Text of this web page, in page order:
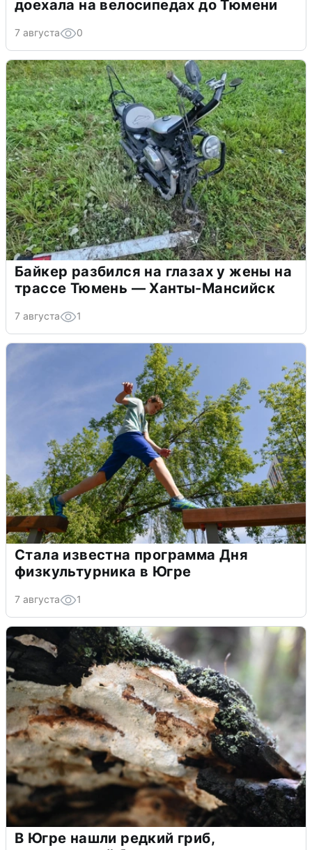
доехала на велосипедах до Тюмени
7 августа 0
Байкер разбился на глазах у жены на
трассе Тюмень — Ханты-Мансийск
7 августа 1
Стала известна программа Дня
физкультурника в Югре
7 августа 1
В Югре нашли редкий гриб,